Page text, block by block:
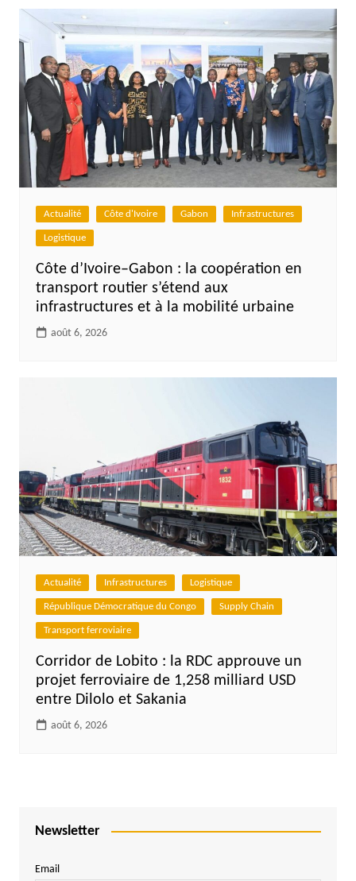
l’article
Actualité Côte d'Ivoire Gabon Infrastructures
Logistique
Côte d’Ivoire–Gabon : la coopération en
transport routier s’étend aux
infrastructures et à la mobilité urbaine
août 6, 2026
Actualité Infrastructures Logistique
République Démocratique du Congo Supply Chain
Transport ferroviaire
Corridor de Lobito : la RDC approuve un
projet ferroviaire de 1,258 milliard USD
entre Dilolo et Sakania
août 6, 2026
Newsletter
Email